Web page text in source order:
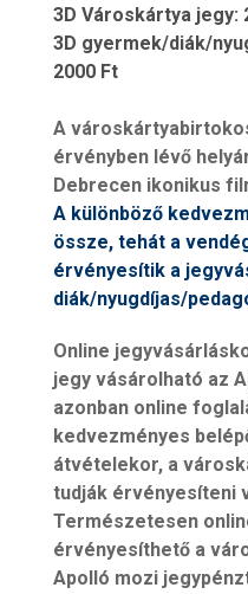
3D Városkártya jegy:
3D gyermek/diák/
2000 Ft
A
érvényben lévő
Debrecen ikonikus
A különböző
össze, tehát a
érvényesítik a
diák/nyugdíjas/
Online
jegy vásárolható az
azonban online
kedvezményes
átvételekor, a
tudják érvényesíteni
Természetesen
érvényesíthető a
Apolló mozi